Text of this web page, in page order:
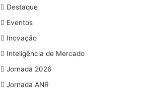
Destaque
Eventos
Inovação
Inteligência de Mercado
Jornada 2026
Jornada ANR